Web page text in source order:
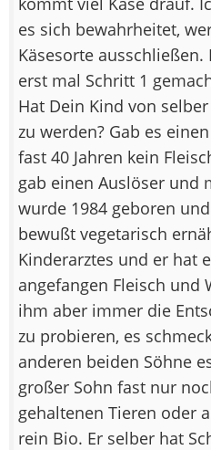
es sich bewahrheitet,
Käsesorte ausschließen.
erst mal Schritt 1
Hat Dein Kind von
zu werden? Gab es
fast 40 Jahren kein
gab einen Auslöser und
wurde 1984 geboren
bewußt vegetarisch
Kinderarztes und er hat
angefangen Fleisch und
ihm aber immer die
zu probieren, es
anderen beiden Söhne
großer Sohn fast nur
gehaltenen Tieren oder
rein Bio. Er selber hat